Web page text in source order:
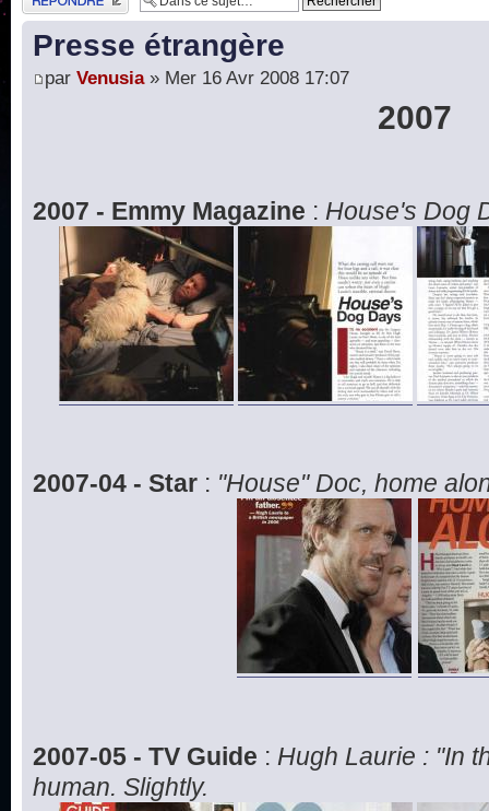
Presse étrangère
par Venusia» Mer 16 Avr 2008 17:07
2007
2007 - Emmy Magazine : House's Dog
2007-04 - Star : "House" Doc, home
2007-05 - TV Guide : Hugh Laurie : "In
human. Slightly.